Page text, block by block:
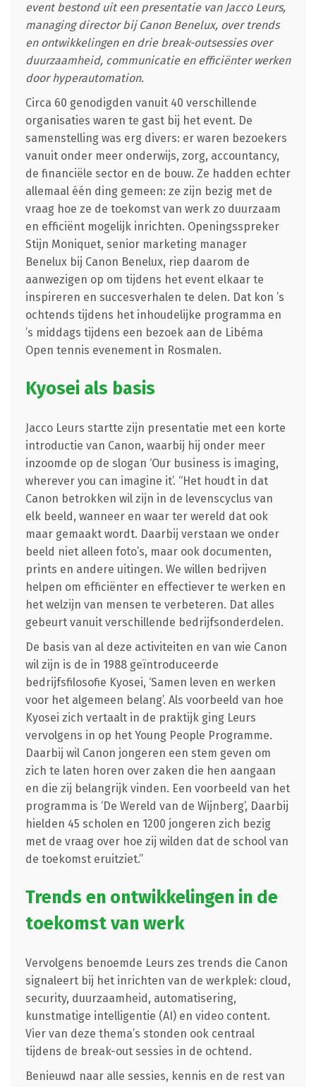
event bestond uit een presentatie van Jacco Leurs,
managing director bij Canon Benelux, over trends
en ontwikkelingen en drie break-outsessies over
duurzaamheid, communicatie en efficiënter werken
door hyperautomation.
Circa 60 genodigden vanuit 40 verschillende
organisaties waren te gast bij het event. De
samenstelling was erg divers: er waren bezoekers
vanuit onder meer onderwijs, zorg, accountancy,
de financiële sector en de bouw. Ze hadden echter
allemaal één ding gemeen: ze zijn bezig met de
vraag hoe ze de toekomst van werk zo duurzaam
en efficiënt mogelijk inrichten. Openingsspreker
Stijn Moniquet, senior marketing manager
Benelux bij Canon Benelux, riep daarom de
aanwezigen op om tijdens het event elkaar te
inspireren en succesverhalen te delen. Dat kon ’s
ochtends tijdens het inhoudelijke programma en
’s middags tijdens een bezoek aan de Libéma
Open tennis evenement in Rosmalen.
Kyosei als basis
Jacco Leurs startte zijn presentatie met een korte
introductie van Canon, waarbij hij onder meer
inzoomde op de slogan ‘Our business is imaging,
wherever you can imagine it’. “Het houdt in dat
Canon betrokken wil zijn in de levenscyclus van
elk beeld, wanneer en waar ter wereld dat ook
maar gemaakt wordt. Daarbij verstaan we onder
beeld niet alleen foto’s, maar ook documenten,
prints en andere uitingen. We willen bedrijven
helpen om efficiënter en effectiever te werken en
het welzijn van mensen te verbeteren. Dat alles
gebeurt vanuit verschillende bedrijfsonderdelen.
De basis van al deze activiteiten en van wie Canon
wil zijn is de in 1988 geïntroduceerde
bedrijfsfilosofie Kyosei, ‘Samen leven en werken
voor het algemeen belang’. Als voorbeeld van hoe
Kyosei zich vertaalt in de praktijk ging Leurs
vervolgens in op het Young People Programme.
Daarbij wil Canon jongeren een stem geven om
zich te laten horen over zaken die hen aangaan
en die zij belangrijk vinden. Een voorbeeld van het
programma is ‘De Wereld van de Wijnberg’, Daarbij
hielden 45 scholen en 1200 jongeren zich bezig
met de vraag over hoe zij wilden dat de school van
de toekomst eruitziet.”
Trends en ontwikkelingen in de
toekomst van werk
Vervolgens benoemde Leurs zes trends die Canon
signaleert bij het inrichten van de werkplek: cloud,
security, duurzaamheid, automatisering,
kunstmatige intelligentie (AI) en video content.
Vier van deze thema’s stonden ook centraal
tijdens de break-out sessies in de ochtend.
Benieuwd naar alle sessies, kennis en de rest van